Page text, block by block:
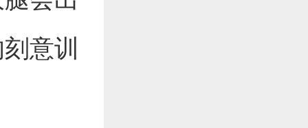
意训